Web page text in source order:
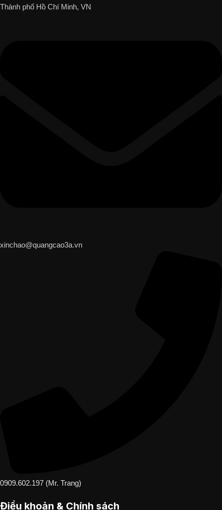
Thành phố Hồ Chí Minh, VN
xinchao@quangcao3a.vn
0909.602.197 (Mr. Trang)
Điều khoản & Chính sách